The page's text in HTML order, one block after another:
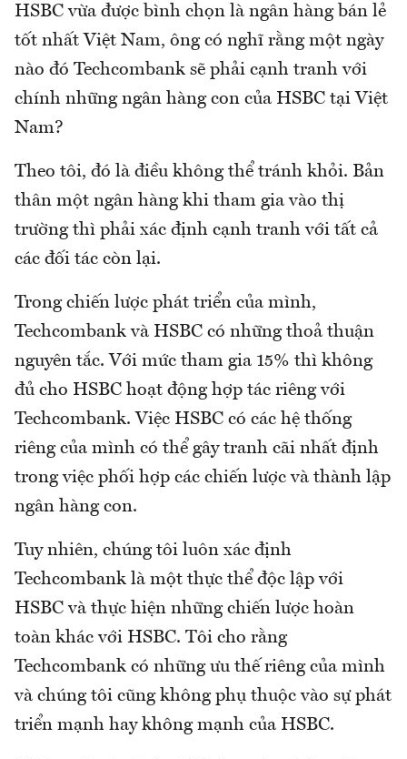
HSBC vừa được bình chọn là ngân hàng bán lẻ
tốt nhất Việt Nam, ông có nghĩ rằng một ngày
nào đó Techcombank sẽ phải cạnh tranh với
chính những ngân hàng con của HSBC tại Việt
Nam?
Theo tôi, đó là điều không thể tránh khỏi. Bản
thân một ngân hàng khi tham gia vào thị
trường thì phải xác định cạnh tranh với tất cả
các đối tác còn lại.
Trong chiến lược phát triển của mình,
Techcombank và HSBC có những thoả thuận
nguyên tắc. Với mức tham gia 15% thì không
đủ cho HSBC hoạt động hợp tác riêng với
Techcombank. Việc HSBC có các hệ thống
riêng của mình có thể gây tranh cãi nhất định
trong việc phối hợp các chiến lược và thành lập
ngân hàng con.
Tuy nhiên, chúng tôi luôn xác định
Techcombank là một thực thể độc lập với
HSBC và thực hiện những chiến lược hoàn
toàn khác với HSBC. Tôi cho rằng
Techcombank có những ưu thế riêng của mình
và chúng tôi cũng không phụ thuộc vào sự phát
triển mạnh hay không mạnh của HSBC.